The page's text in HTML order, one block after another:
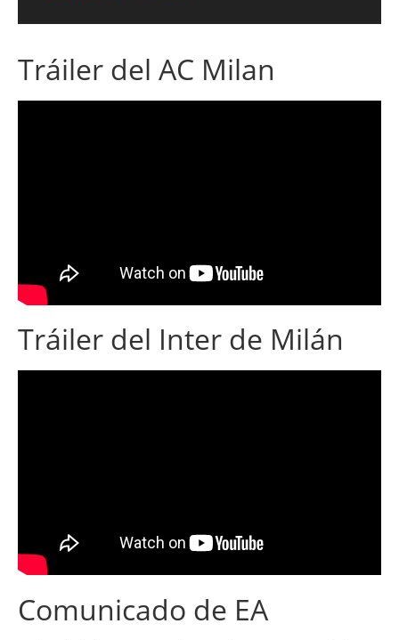
Tráiler del AC Milan
Tráiler del Inter de Milán
Comunicado de EA